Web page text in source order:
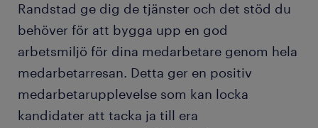
Randstad ge dig de tjänster och det stöd du
behöver för att bygga upp en god
arbetsmiljö för dina medarbetare genom hela
medarbetarresan. Detta ger en positiv
medarbetarupplevelse som kan locka
kandidater att tacka ja till era